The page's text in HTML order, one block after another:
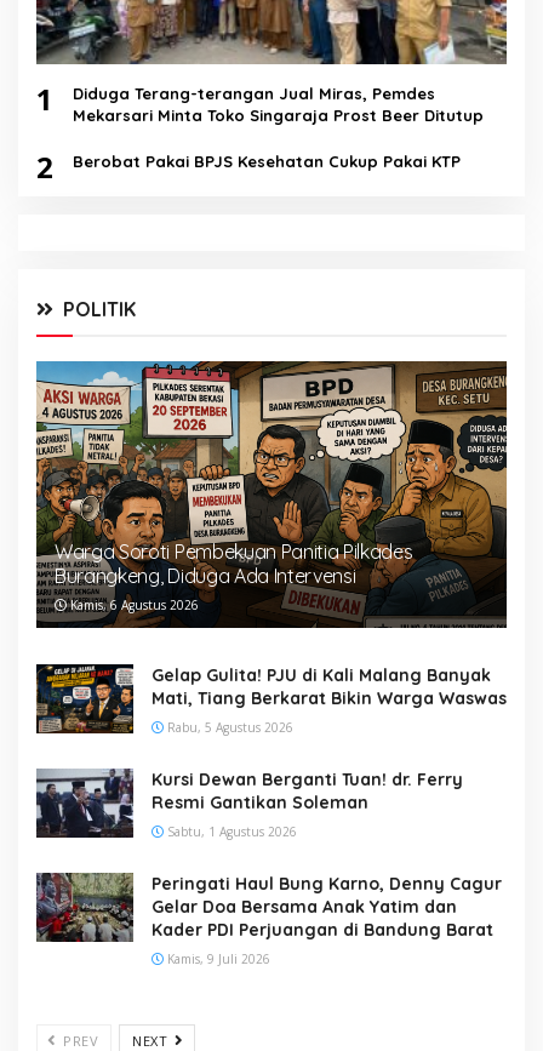
1
Diduga Terang-terangan Jual Miras, Pemdes
Mekarsari Minta Toko Singaraja Prost Beer Ditutup
2 Berobat Pakai BPJS Kesehatan Cukup Pakai KTP
POLITIK
Warga Soroti Pembekuan Panitia Pilkades
Burangkeng, Diduga Ada Intervensi
Kamis, 6 Agustus 2026
Gelap Gulita! PJU di Kali Malang Banyak
Mati, Tiang Berkarat Bikin Warga Waswas
Rabu, 5 Agustus 2026
Kursi Dewan Berganti Tuan! dr. Ferry
Resmi Gantikan Soleman
Sabtu, 1 Agustus 2026
Peringati Haul Bung Karno, Denny Cagur
Gelar Doa Bersama Anak Yatim dan
Kader PDI Perjuangan di Bandung Barat
Kamis, 9 Juli 2026
PREV NEXT